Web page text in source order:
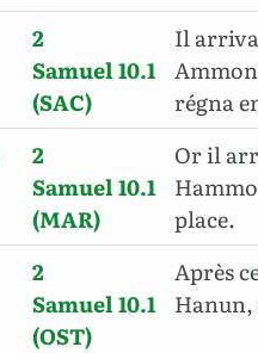
2
Samuel 10.1
(SAC)
Il arriva
régna
2
Samuel 10.1
(MAR)
Or il
place.
2
Samuel 10.1
(OST)
Après
Hanun,